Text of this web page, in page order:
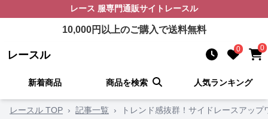
レース 服専門通販サイト レースル
10,000円以上のご購入で送料無料
レースル 0 0
新着商品 商品を検索 人気ランキング
レースル TOP › 記事一覧 › トレンド感抜群！サイドレースアッ